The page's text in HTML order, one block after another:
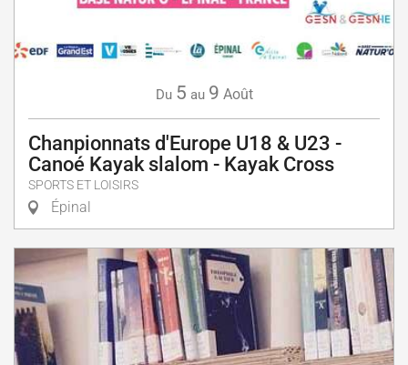
Du 5 au 9 Août
Chanpionnats d'Europe U18 & U23 -
Canoé Kayak slalom - Kayak Cross
SPORTS ET LOISIRS
Épinal